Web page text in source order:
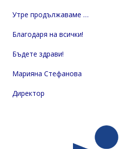
Утре продължаваме …
Благодаря на всички!
Бъдете здрави!
Марияна Стефанова
Директор